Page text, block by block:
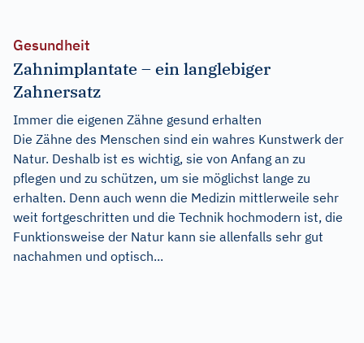
Gesundheit
Zahnimplantate – ein langlebiger
Zahnersatz
Immer die eigenen Zähne gesund erhalten
Die Zähne des Menschen sind ein wahres Kunstwerk der
Natur. Deshalb ist es wichtig, sie von Anfang an zu
pflegen und zu schützen, um sie möglichst lange zu
erhalten. Denn auch wenn die Medizin mittlerweile sehr
weit fortgeschritten und die Technik hochmodern ist, die
Funktionsweise der Natur kann sie allenfalls sehr gut
nachahmen und optisch...